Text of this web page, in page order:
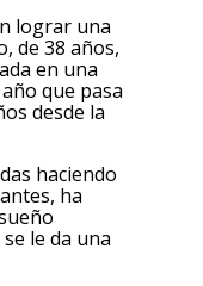
lograr una
de 38 años,
en una
que pasa
desde la
haciendo
ha
le da una